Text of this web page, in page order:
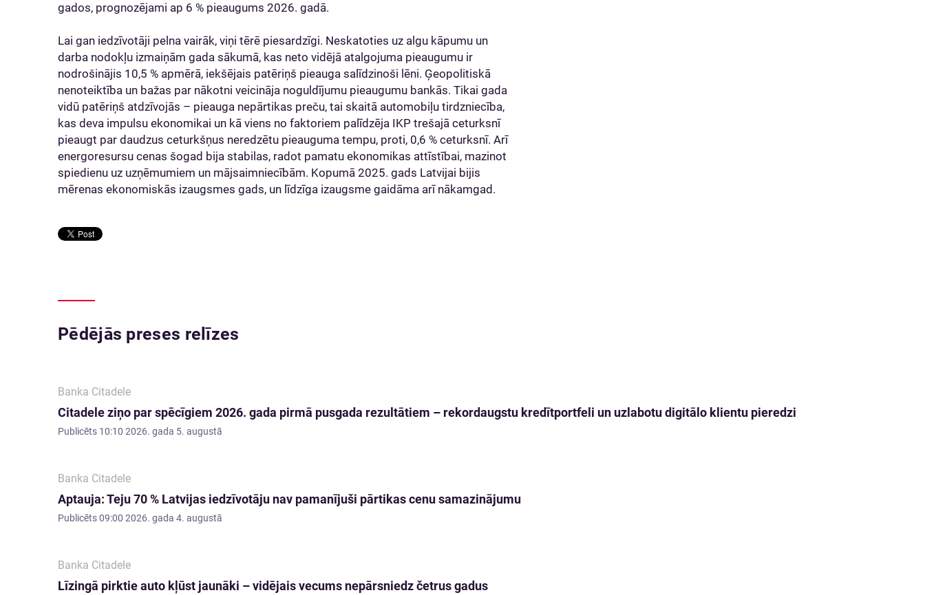
gados, prognozējami ap 6 % pieaugums 2026. gadā.
Lai gan iedzīvotāji pelna vairāk, viņi tērē piesardzīgi. Neskatoties uz algu kāpumu un
darba nodokļu izmaiņām gada sākumā, kas neto vidējā atalgojuma pieaugumu ir
nodrošinājis 10,5 % apmērā, iekšējais patēriņš pieauga salīdzinoši lēni. Ģeopolitiskā
nenoteiktība un bažas par nākotni veicināja noguldījumu pieaugumu bankās. Tikai gada
vidū patēriņš atdzīvojās – pieauga nepārtikas preču, tai skaitā automobiļu tirdzniecība,
kas deva impulsu ekonomikai un kā viens no faktoriem palīdzēja IKP trešajā ceturksnī
pieaugt par daudzus ceturkšņus neredzētu pieauguma tempu, proti, 0,6 % ceturksnī. Arī
energoresursu cenas šogad bija stabilas, radot pamatu ekonomikas attīstībai, mazinot
spiedienu uz uzņēmumiem un mājsaimniecībām. Kopumā 2025. gads Latvijai bijis
mērenas ekonomiskās izaugsmes gads, un līdzīga izaugsme gaidāma arī nākamgad.
Pēdējās preses relīzes
Banka Citadele
Citadele ziņo par spēcīgiem 2026. gada pirmā pusgada rezultātiem – rekordaugstu kredītportfeli un uzlabotu digitālo klientu pieredzi
Publicēts 10:10 2026. gada 5. augustā
Banka Citadele
Aptauja: Teju 70 % Latvijas iedzīvotāju nav pamanījuši pārtikas cenu samazinājumu
Publicēts09:00 2026. gada 4. augustā
Banka Citadele
Līzingā pirktie auto kļūst jaunāki – vidējais vecums nepārsniedz četrus gadus